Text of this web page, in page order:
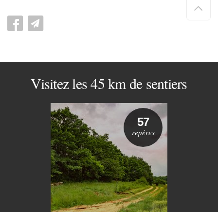
de
Visitez les 45 km de sentiers
57
repères